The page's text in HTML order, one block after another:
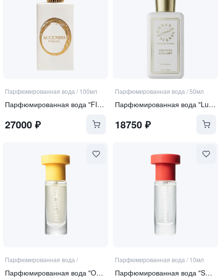
Парфюмированная вода / 100мл
Парфюмированная вода "FIORIALUX"
27000 ₽
Парфюмированная вода /50мл
Парфюмированная вода "Lullaby"
18750₽
Парфюмированная вода /
Парфюмированная вода "Over the Moon"
Парфюмированная вода / 10мл
Парфюмированная вода "Sophistication"